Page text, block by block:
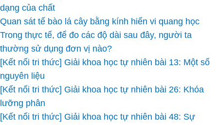
dạng của chất
Quan sát tế bào lá cây bằng kính hiển vi quang học
Trong thực tế, để đo các độ dài sau đây, người ta
thường sử dụng đơn vị nào?
[Kết nối tri thức] Giải khoa học tự nhiên bài 13: Một số
nguyên liệu
[Kết nối tri thức] Giải khoa học tự nhiên bài 26: Khóa
lưỡng phân
[Kết nối tri thức] Giải khoa học tự nhiên bài 48: Sự